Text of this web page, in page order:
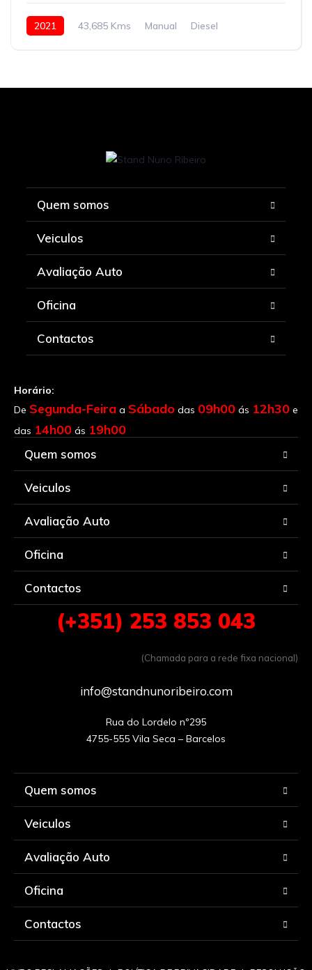
2021 43,685 Kms Manual
Diesel
Quem somos
Veiculos
Avaliação Auto
Oficina
Contactos
Horário:
De Segunda-Feira a Sábado das 09h00 ás 12h30 e
das 14h00 ás 19h00
Quem somos
Veiculos
Avaliação Auto
Oficina
Contactos
(+351) 253 853 043
(Chamada para a rede fixa nacional)
info@standnunoribeiro.com
Rua do Lordelo nº295
Quem somos
Veiculos
Avaliação Auto
Oficina
Contactos